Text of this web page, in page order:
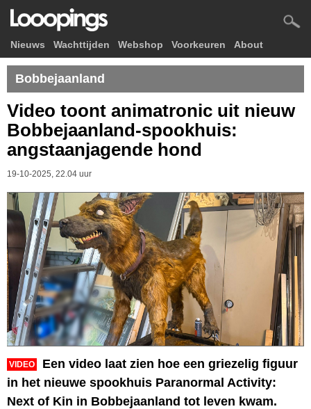
Nieuws Wachttijden Webshop Voorkeuren About
Bobbejaanland
Video toont animatronic uit nieuw
Bobbejaanland-spookhuis:
angstaanjagende hond
19-10-2025, 22.04 uur
VIDEO
Een video laat zien hoe een griezelig figuur
in het nieuwe spookhuis Paranormal Activity:
Next of Kin in Bobbejaanland tot leven kwam.